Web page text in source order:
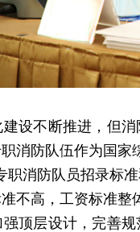
不断推进，但消
消防队伍作为国
消防队员招录标准
不高，工资标准
层设计，完善规